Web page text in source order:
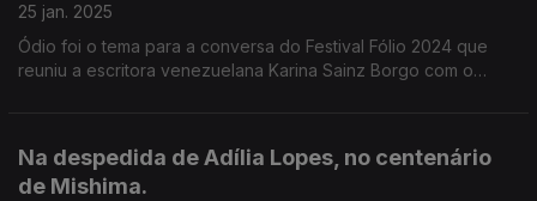
25 jan. 2025
Ódio foi o tema para a conversa do Festival Fólio 2024 que
reuniu a escritora venezuelana Karina Sainz Borgo com o
Na despedida de Adília Lopes, no centenário
de Mishima.